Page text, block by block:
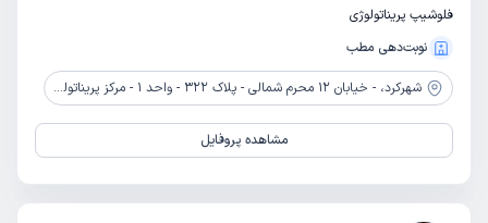
فلوشیپ پریناتولوژی
نوبت‌دهی مطب
شهرکرد، - خیابان 12 محرم شمالی - پلاک 322 - واحد 1 - مرکز پریناتولوژی دکتر کاوه
مشاهده پروفایل